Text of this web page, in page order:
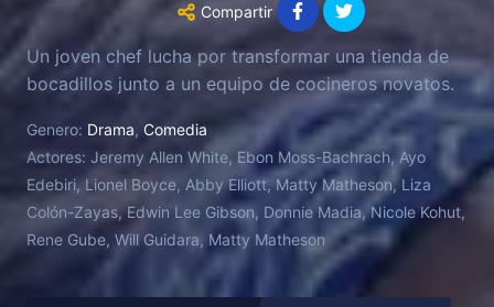
Compartir
Un joven chef lucha por transformar una tienda de
bocadillos junto a un equipo de cocineros novatos.
Genero: Drama, Comedia
Actores: Jeremy Allen White, Ebon Moss-Bachrach, Ayo
Edebiri, Lionel Boyce, Abby Elliott, Matty Matheson, Liza
Colón-Zayas, Edwin Lee Gibson, Donnie Madia, Nicole Kohut,
Rene Gube, Will Guidara, Matty Matheson